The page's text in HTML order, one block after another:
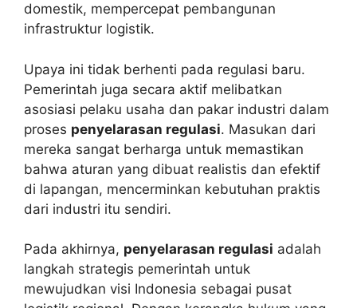
domestik, mempercepat pembangunan
infrastruktur logistik.
Upaya ini tidak berhenti pada regulasi baru.
Pemerintah juga secara aktif melibatkan
asosiasi pelaku usaha dan pakar industri dalam
proses penyelarasan regulasi. Masukan dari
mereka sangat berharga untuk memastikan
bahwa aturan yang dibuat realistis dan efektif
di lapangan, mencerminkan kebutuhan praktis
dari industri itu sendiri.
Pada akhirnya, penyelarasan regulasi adalah
langkah strategis pemerintah untuk
mewujudkan visi Indonesia sebagai pusat